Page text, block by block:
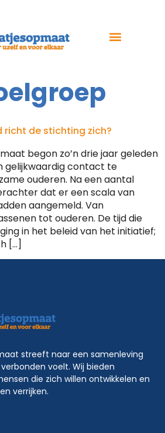
richt de stichting zich?
begon zo’n drie jaar geleden
gelijkwaardig contact te
ouderen. Na een aantal
dat er een scala van
aangemeld. Van
tot ouderen. De tijd die
in het beleid van het initiatief;
[…]
streeft naar een samenleving
voelt. Wij bieden
die zich willen ontwikkelen en
verrijken.